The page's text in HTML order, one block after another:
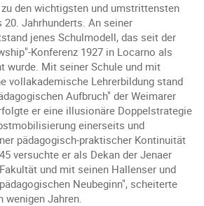
den wichtigsten und umstrittensten
20. Jahrhunderts. An seiner
jenes Schulmodell, das seit der
Konferenz 1927 in Locarno als
wurde. Mit seiner Schule und mit
vollakademische Lehrerbildung stand
Aufbruch" der Weimarer
er eine illusionäre Doppelstrategie
einerseits und
pädagogisch-praktischer Kontinuität
versuchte er als Dekan der Jenaer
und mit seinen Hallenser und
Neubeginn", scheiterte
wenigen Jahren.